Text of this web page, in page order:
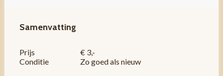
Samenvatting
Prijs
€ 3,-
Conditie
Zo goed als nieuw